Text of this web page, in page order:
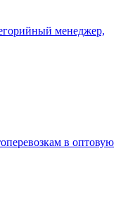
менеджер,
в оптовую